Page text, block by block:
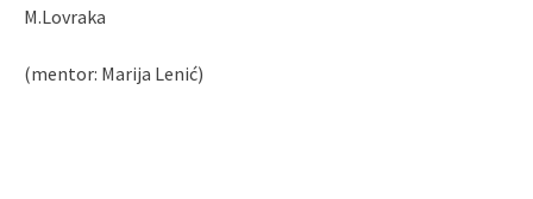
M.Lovraka
(mentor: Marija Lenić)